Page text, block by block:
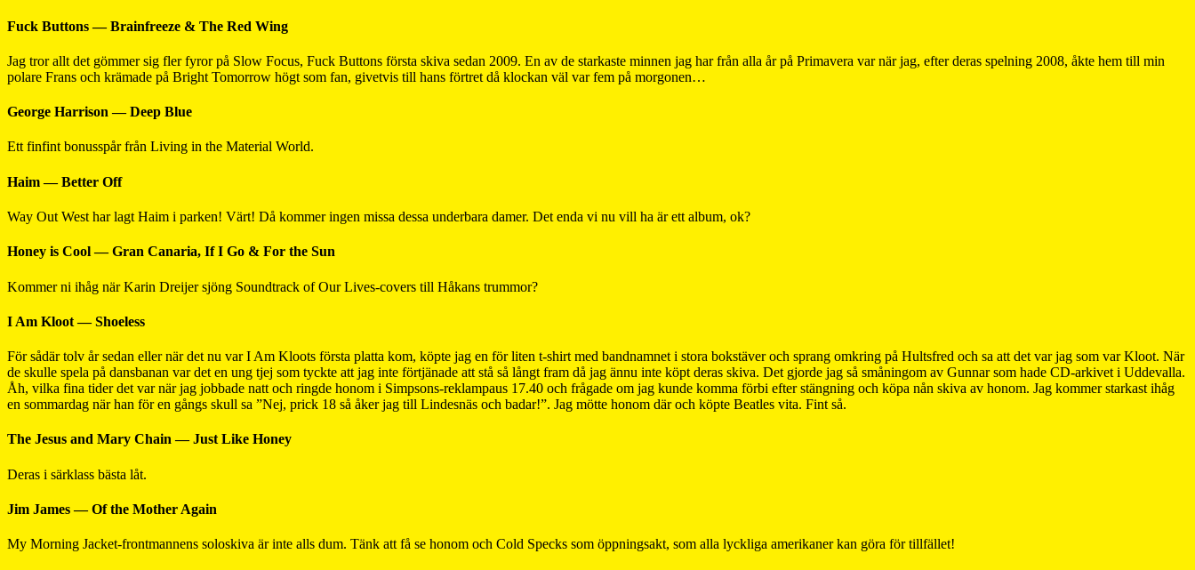
Fuck Buttons — Brainfreeze & The Red Wing
Jag tror allt det gömmer sig fler fyror på Slow Focus, Fuck Buttons första skiva sedan 2009. En av de starkaste minnen jag har från alla år på Primavera var när jag, efter deras spelning 2008, åkte hem till min
polare Frans och krämade på Bright Tomorrow högt som fan, givetvis till hans förtret då klockan väl var fem på morgonen…
George Harrison — Deep Blue
Ett finfint bonusspår från Living in the Material World.
Haim — Better Off
Way Out West har lagt Haim i parken! Värt! Då kommer ingen missa dessa underbara damer. Det enda vi nu vill ha är ett album, ok?
Honey is Cool — Gran Canaria, If I Go & For the Sun
Kommer ni ihåg när Karin Dreijer sjöng Soundtrack of Our Lives-covers till Håkans trummor?
I Am Kloot — Shoeless
För sådär tolv år sedan eller när det nu var I Am Kloots första platta kom, köpte jag en för liten t-shirt med bandnamnet i stora bokstäver och sprang omkring på Hultsfred och sa att det var jag som var Kloot. När
de skulle spela på dansbanan var det en ung tjej som tyckte att jag inte förtjänade att stå så långt fram då jag ännu inte köpt deras skiva. Det gjorde jag så småningom av Gunnar som hade CD-arkivet i Uddevalla.
Åh, vilka fina tider det var när jag jobbade natt och ringde honom i Simpsons-reklampaus 17.40 och frågade om jag kunde komma förbi efter stängning och köpa nån skiva av honom. Jag kommer starkast ihåg
en sommardag när han för en gångs skull sa ”Nej, prick 18 så åker jag till Lindesnäs och badar!”. Jag mötte honom där och köpte Beatles vita. Fint så.
The Jesus and Mary Chain — Just Like Honey
Deras i särklass bästa låt.
Jim James — Of the Mother Again
My Morning Jacket-frontmannens soloskiva är inte alls dum. Tänk att få se honom och Cold Specks som öppningsakt, som alla lyckliga amerikaner kan göra för tillfället!